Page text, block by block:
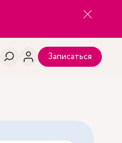
Записаться